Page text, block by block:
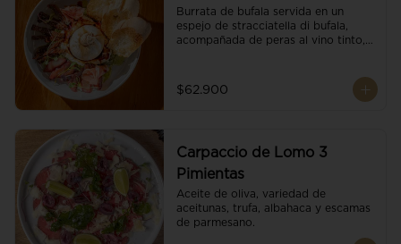
Burrata de bufala servida en un
espejo de stracciatella di bufala,
acompañada de peras al vino tinto,
pesto y reducción de balsámico.
$62.900
Carpaccio de Lomo 3
Pimientas
Aceite de oliva, variedad de
aceitunas, trufa, albahaca y escamas
de parmesano.